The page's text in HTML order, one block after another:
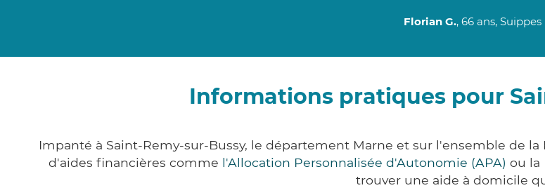
Florian G., 66 ans, Suippes
Informations pratiques pour
Impanté à Saint-Remy-sur-Bussy, le département Marne et sur l'ensemble de
d'aides financières comme l'Allocation Personnalisée d'Autonomie (APA) ou la
trouver une aide à domicile